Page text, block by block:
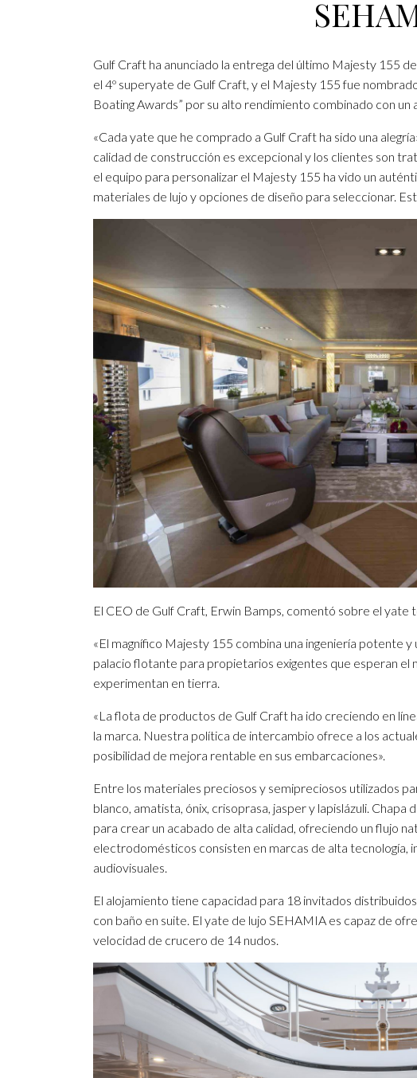
Gulf Craft ha anunciado la entrega del último Majesty 155
el 4º superyate de Gulf Craft, y el Majesty 155 fue
Boating Awards” por su alto rendimiento combinado con un
«Cada yate que he comprado a Gulf Craft ha sido una
calidad de construcción es excepcional y los clientes son
el equipo para personalizar el Majesty 155 ha vido un
materiales de lujo y opciones de diseño para seleccionar.
El CEO de Gulf Craft, Erwin Bamps, comentó sobre el yate
«El magnífico Majesty 155 combina una ingeniería potente
palacio flotante para propietarios exigentes que esperan el
experimentan en tierra.
«La flota de productos de Gulf Craft ha ido creciendo en
la marca. Nuestra política de intercambio ofrece a los
posibilidad de mejora rentable en sus embarcaciones».
Entre los materiales preciosos y semipreciosos utilizados
blanco, amatista, ónix, crisoprasa, jasper y lapislázuli.
para crear un acabado de alta calidad, ofreciendo un flujo
electrodomésticos consisten en marcas de alta tecnología,
audiovisuales.
El alojamiento tiene capacidad para 18 invitados
con baño en suite. El yate de lujo SEHAMIA es capaz de
velocidad de crucero de 14 nudos.